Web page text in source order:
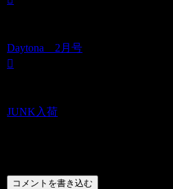
Daytona 2月号
JUNK入荷
コメントを書き込む